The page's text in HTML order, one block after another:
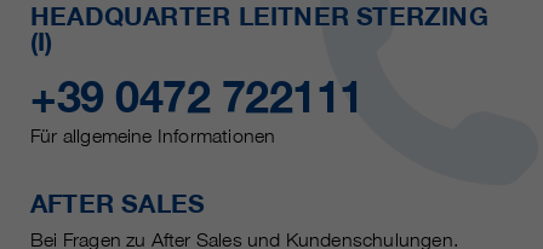
HEADQUARTER LEITNER STERZING
(I)
+39 0472 722111
Für allgemeine Informationen
AFTER SALES
Bei Fragen zu After Sales und Kundenschulungen.